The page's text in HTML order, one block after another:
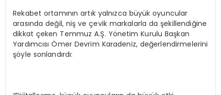
Rekabet ortamının artık yalnızca büyük oyuncular
arasında değil, niş ve çevik markalarla da şekillendiğine
dikkat çeken Temmuz A.Ş. Yönetim Kurulu Başkan
Yardımcısı Ömer Devrim Karadeniz, değerlendirmelerini
şöyle sonlandırdı: